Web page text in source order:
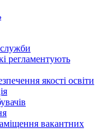
регламентують
якості освіти
вакантних